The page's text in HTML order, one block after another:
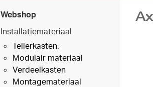
Webshop
Installatiemateriaal
Tellerkasten.
Modulair materiaal
Verdeelkasten
Montagemateriaal